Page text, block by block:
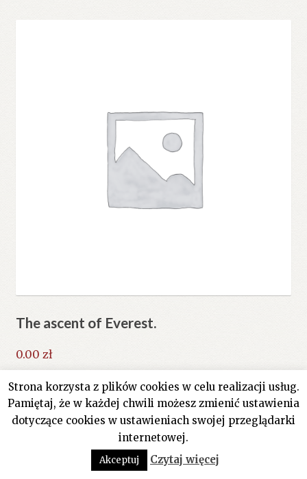
The ascent of Everest.
0.00 zł
Dowiedz się więcej
Strona korzysta z plików cookies w celu realizacji usług.
Pamiętaj, że w każdej chwili możesz zmienić ustawienia
dotyczące cookies w ustawieniach swojej przeglądarki
internetowej.
Akceptuj Czytaj więcej